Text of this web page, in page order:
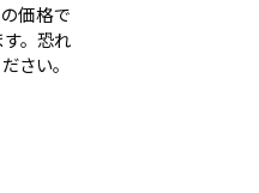
価格で
。恐れ
さい。